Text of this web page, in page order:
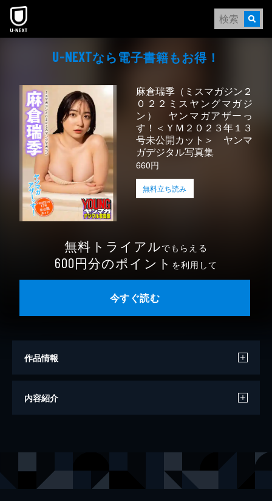
本文へスキップ
U-NEXTなら電⼦書籍もお得！
麻倉瑞季（ミスマガジン２
０２２ミスヤングマガジ
ン） ヤンマガアザーっ
す！＜ＹＭ２０２３年１３
号未公開カット＞ ヤンマ
ガデジタル写真集
660円
無料立ち読み
無料トライアルでもらえる
600円分のポイント を利用して
今すぐ読む
作品情報
モデル
内容紹介